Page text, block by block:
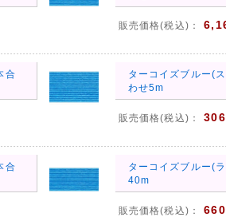
販売価格(税込)：
合
ターコイズブルー(
わせ5m
販売価格(税込)：
合
ターコイズブルー(
40m
販売価格(税込)：